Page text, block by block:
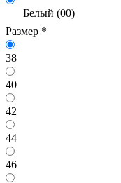
Белый (00)
Размер *
38
40
42
44
46